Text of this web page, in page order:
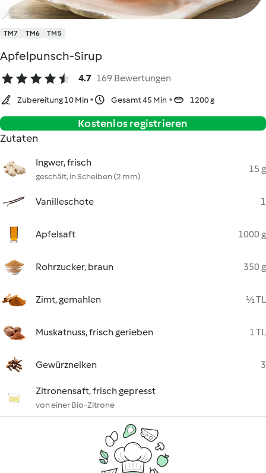
TM7 TM6 TM5
Apfelpunsch-Sirup
4.7 169 Bewertungen
Zubereitung 10 Min Gesamt 45 Min 1200 g
Kostenlos registrieren
Zutaten
Ingwer, frisch
geschält, in Scheiben (2 mm)
15 g
Vanilleschote 1
Apfelsaft 1000 g
Rohrzucker, braun 350 g
Zimt, gemahlen ½ TL
Muskatnuss, frisch gerieben 1 TL
Gewürznelken 3
Zitronensaft, frisch gepresst
von einer Bio-Zitrone